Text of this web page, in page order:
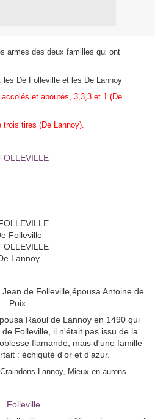
armes des deux familles qui ont
De Folleville et les De Lannoy
et aboutés, 3,3,3 et 1 (De
tires (De Lannoy).
Folleville
Lannoy
de Folleville,épousa Antoine de
Poix.
Raoul de Lannoy en 1490 qui
Folleville, il n'était pas issu de la
flamande, mais d'une famille
: échiquté d'or et d'azur.
Craindons Lannoy, Mieux en aurons